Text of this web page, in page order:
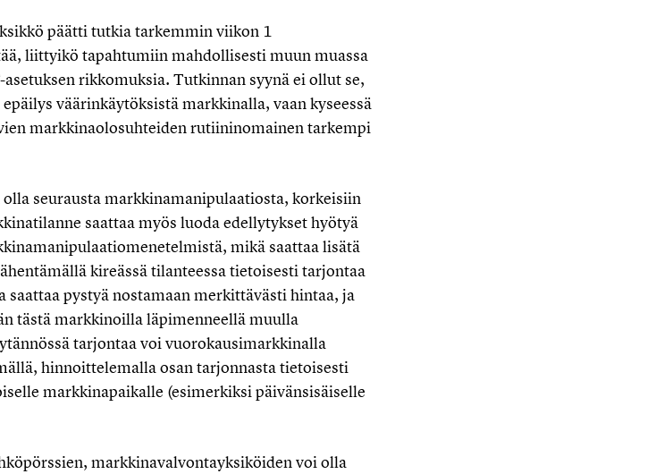
päätti tutkia tarkemmin viikon 1
liittyikö tapahtumiin mahdollisesti muun muassa
rikkomuksia. Tutkinnan syynä ei ollut se,
väärinkäytöksistä markkinalla, vaan kyseessä
markkinaolosuhteiden rutiininomainen tarkempi
seurausta markkinamanipulaatiosta, korkeisiin
saattaa myös luoda edellytykset hyötyä
mikä saattaa lisätä
kireässä tilanteessa tietoisesti tarjontaa
pystyä nostamaan merkittävästi hintaa, ja
tästä markkinoilla läpimenneellä muulla
tarjontaa voi vuorokausimarkkinalla
hinnoittelemalla osan tarjonnasta tietoisesti
markkinapaikalle (esimerkiksi päivänsisäiselle
markkinavalvontayksiköiden voi olla